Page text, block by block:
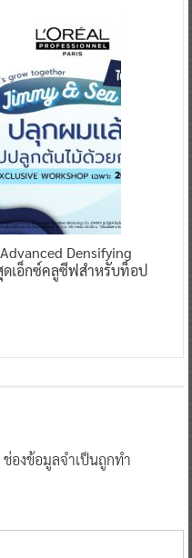
Densifying
ดเอ็กซ์คลูซีฟสำหรับท็อป
ช่องข้อมูลจำเป็นถูกทำ